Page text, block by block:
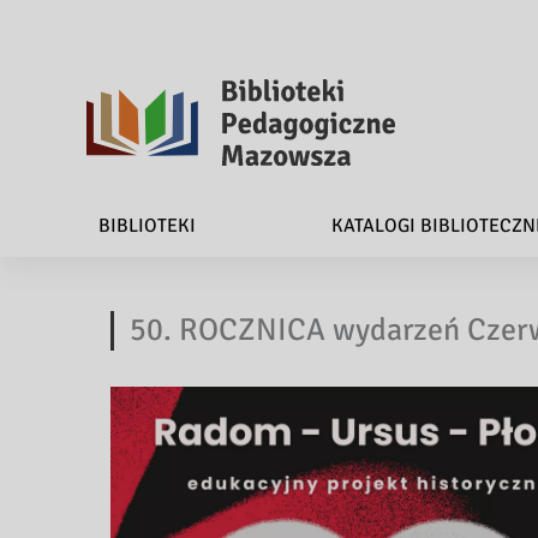
b
i
o
t
e
BIBLIOTEKI KATALOGI
50. ROCZNICA wydarzeń